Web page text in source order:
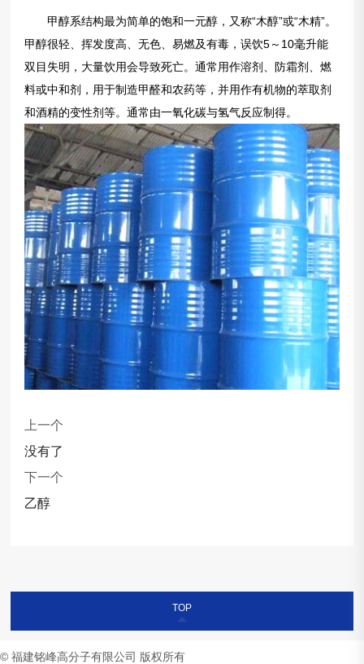
甲醇系结构最为简单的饱和一元醇，又称“木醇”或“木精”。
甲醇很轻、挥发度高、无色、易燃及有毒，误饮5～10毫升能
双目失明，大量饮用会导致死亡。通常用作溶剂、防霜剂、燃
料或中和剂，用于制造甲醛和农药等，并用作有机物的萃取剂
和酒精的变性剂等。通常由一氧化碳与氢气反应制得。
上一个
没有了
下一个
乙醇
TOP
© 福建铭峰高分子有限公司 版权所有